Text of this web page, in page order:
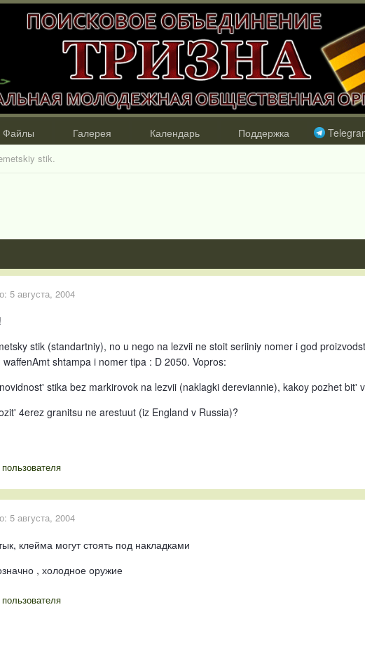
Файлы Галерея Календарь Поддержка
stik.
5 августа, 2004
stik (standartniy), no u nego na lezvii ne stoit seriiniy nomer i god
shtampa i nomer tipa : D 2050. Vopros:
stika bez markirovok na lezvii (naklagki dereviannie), kakoy pozhet bit'
4erez granitsu ne arestuut (iz England v Russia)?
5 августа, 2004
клейма могут стоять под накладками
, холодное оружие